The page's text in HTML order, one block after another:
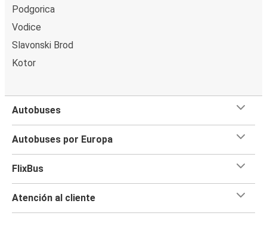
Baška Voda
Shkodra
Dubrovnik
Slano
Podgorica
Vodice
Slavonski Brod
Kotor
Autobuses
Autobuses por Europa
FlixBus
Atención al cliente